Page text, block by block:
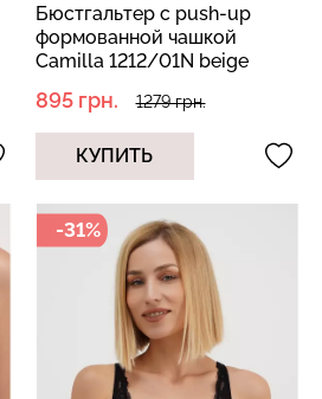
Бюстгальтер с push-up
формованной чашкой
Camilla 1212/01N beige
895 грн. 1279 грн.
КУПИТЬ
-31%